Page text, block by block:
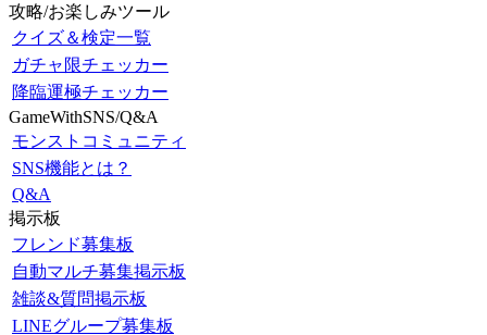
攻略/お楽しみツール
クイズ＆検定一覧
ガチャ限チェッカー
降臨運極チェッカー
GameWithSNS/Q&A
モンストコミュニティ
SNS機能とは？
Q&A
掲示板
フレンド募集板
自動マルチ募集掲示板
雑談&質問掲示板
LINEグループ募集板